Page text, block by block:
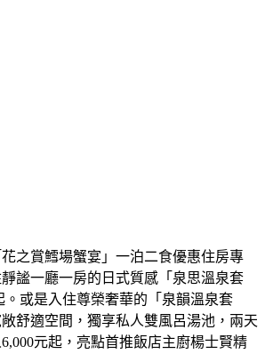
之賞鱈場蟹宴」一泊二食優惠住房專
謐一廳一房的日式質感「泉思溫泉套
。或是入住尊榮奢華的「泉韻溫泉套
舒適空間，獨享私人雙風呂湯池，兩天
元起，亮點首推飯店主廚楊士賢精